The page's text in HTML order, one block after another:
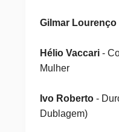
Gilmar Lourenço
Hélio Vaccari-
Mulher
Ivo Roberto-
Dublagem)